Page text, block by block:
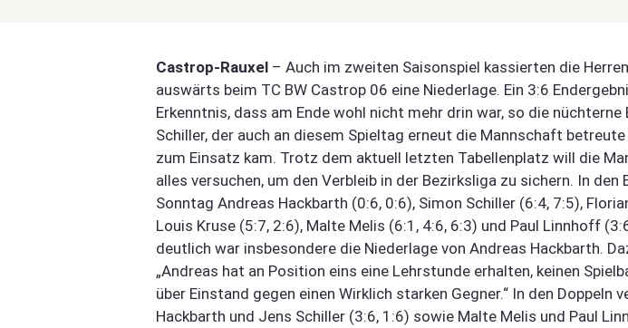
Castrop-Rauxel – Auch im zweiten Saisonspiel kassierten die
auswärts beim TC BW Castrop 06 eine Niederlage. Ein 3:6
Erkenntnis, dass am Ende wohl nicht mehr drin war, so die nüchterne
Schiller, der auch an diesem Spieltag erneut die Mannschaft
zum Einsatz kam. Trotz dem aktuell letzten Tabellenplatz will die
alles versuchen, um den Verbleib in der Bezirksliga zu sichern. In den
Sonntag Andreas Hackbarth (0:6, 0:6), Simon Schiller (6:4, 7:5),
Louis Kruse (5:7, 2:6), Malte Melis (6:1, 4:6, 6:3) und Paul Linnhoff
deutlich war insbesondere die Niederlage von Andreas Hackbarth.
„Andreas hat an Position eins eine Lehrstunde erhalten, keinen
über Einstand gegen einen Wirklich starken Gegner.“ In den Doppeln
Hackbarth und Jens Schiller (3:6, 1:6) sowie Malte Melis und Paul